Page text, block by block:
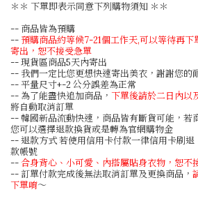
＊＊ 下單即表示同意下列購物須知 ＊＊
-- 商品皆為預購
-- 預購商品約等候7-21個工作天,可以等待再
寄出，恕不接受急單
-- 現貨區商品5天內寄出
-- 我們一定比您更想快速寄出美衣，謝謝您的
-- 平量尺寸+-2 公分誤差為正常
-- 為了能盡快追加商品， 下單後請於二日內以
將自動取消訂單
-- 韓國新品流動快速，商品皆有斷貨可能，若
您可以選擇退款換貨或是轉為官網購物金
-- 退款方式 若使用信用卡付款一律信用卡刷
款帳號
--合身背心、小可愛、內搭屬貼身衣物，恕不
-- 訂單付款完成後無法取消訂單及更換商品，
下單唷～